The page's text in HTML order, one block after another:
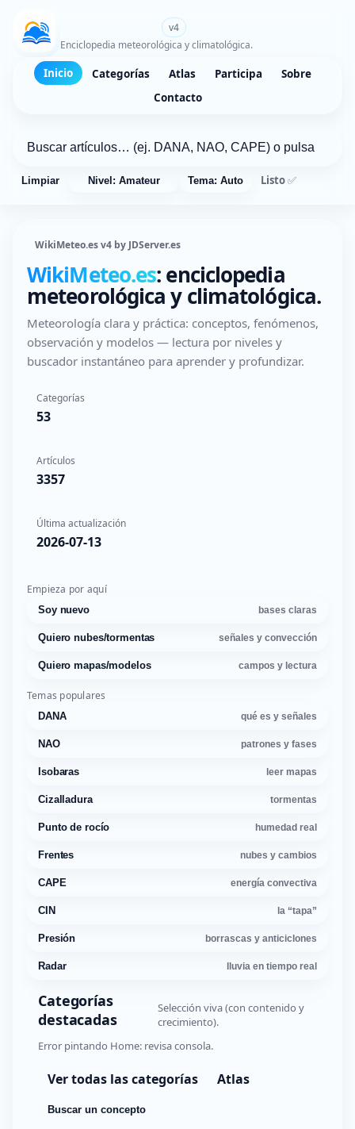
v4
Enciclopedia meteorológica y climatológica.
Inicio Categorías Atlas Participa
Sobre
Contacto
Limpiar Nivel: Amateur Tema: Auto Listo ✅
WikiMeteo.es v4 by JDServer.es
WikiMeteo.es: enciclopedia
meteorológica y climatológica.
Meteorología clara y práctica: conceptos, fenómenos,
observación y modelos — lectura por niveles y
buscador instantáneo para aprender y profundizar.
Categorías
53
Artículos
3357
Última actualización
2026-07-13
Empieza por aquí
Soy nuevo bases claras
Quiero nubes/tormentas señales y convección
Quiero mapas/modelos campos y lectura
Temas populares
DANA qué es y señales
NAO patrones y fases
Isobaras leer mapas
Cizalladura tormentas
Punto de rocío humedad real
Frentes nubes y cambios
CAPE energía convectiva
CIN la “tapa”
Presión borrascas y anticiclones
Radar lluvia en tiempo real
Categorías
destacadas
Selección viva (con contenido y
crecimiento).
Error pintando Home: revisa consola.
Ver todas las categorías Atlas
Buscar un concepto